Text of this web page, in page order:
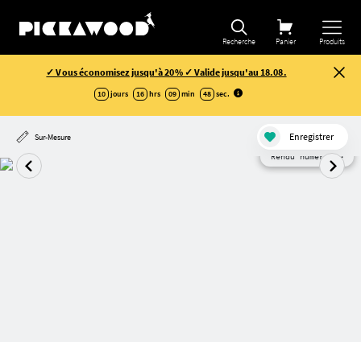
Recherche Panier Produits
✓ Vous économisez jusqu'à 20% ✓ Valide jusqu'au 18.08.
10 jours 16 hrs 09 min 47 sec.
Sur-Mesure Enregistrer
Rendu numérique